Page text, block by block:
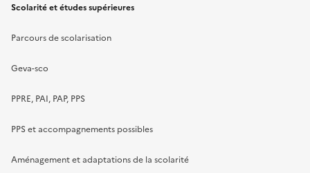
Scolarité et études supérieures
Parcours de scolarisation
Geva-sco
PPRE, PAI, PAP, PPS
PPS et accompagnements possibles
Aménagement et adaptations de la scolarité